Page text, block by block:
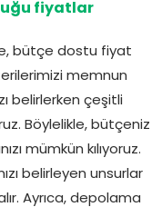
fiyatlar
bütçe dostu fiyat
memnun
belirlerken çeşitli
Böylelikle, bütçeniz
mümkün kılıyoruz.
belirleyen unsurlar
Ayrıca, depolama